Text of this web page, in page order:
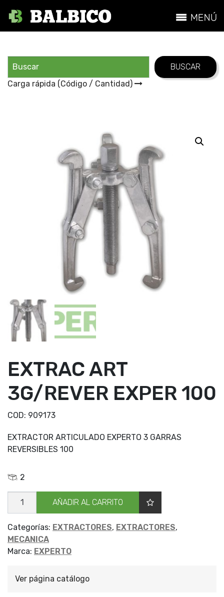
Carga rápida (Código / Cantidad)
EXTRAC ART
3G/REVER EXPER 100
COD: 909173
EXTRACTOR ARTICULADO EXPERTO 3 GARRAS
REVERSIBLES 100
2
EXTRAC
ART
100
cantidad
AÑADIR AL CARRITO
Categorías: EXTRACTORES, EXTRACTORES,
MECANICA
Marca: EXPERTO
Ver página catálogo